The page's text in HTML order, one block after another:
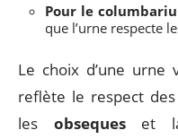
Pour le
que l’urne respecte
Le choix d’une urne
reflète le respect
les obsequeset la